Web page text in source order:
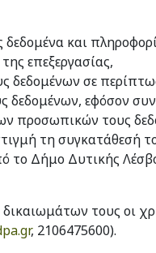
και
επεξεργασίας,
σε
εφόσον
προσωπικών τους
τη συγκατάθεσή
το Δήμο Δυτικής
τους οι
, 2106475600).